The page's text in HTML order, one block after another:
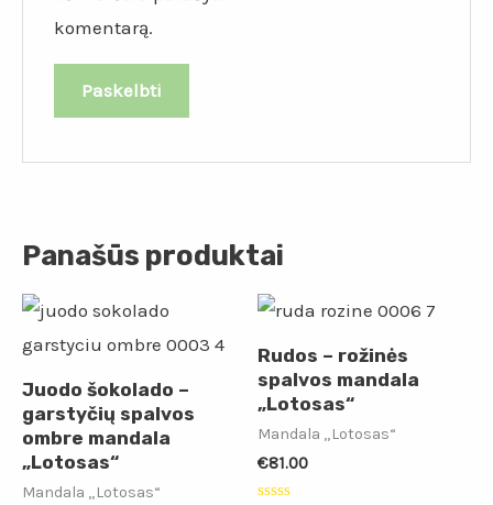
komentarą.
Panašūs produktai
Juodo šokolado –
garstyčių spalvos
ombre mandala
„Lotosas“
Mandala „Lotosas“
Rudos – rožinės
spalvos mandala
„Lotosas“
Mandala „Lotosas“
€81.00